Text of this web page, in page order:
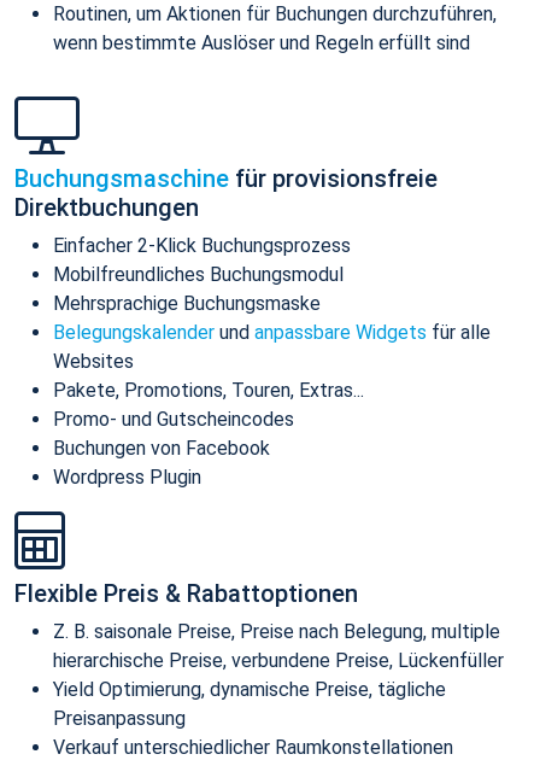
Routinen, um Aktionen für Buchungen durchzuführen,
wenn bestimmte Auslöser und Regeln erfüllt sind
Buchungsmaschine für provisionsfreie
Direktbuchungen
Einfacher 2-Klick Buchungsprozess
Mobilfreundliches Buchungsmodul
Mehrsprachige Buchungsmaske
Belegungskalender und anpassbare Widgets für alle
Websites
Pakete, Promotions, Touren, Extras...
Promo- und Gutscheincodes
Buchungen von Facebook
Wordpress Plugin
Flexible Preis & Rabattoptionen
Z. B. saisonale Preise, Preise nach Belegung, multiple
hierarchische Preise, verbundene Preise, Lückenfüller
Yield Optimierung, dynamische Preise, tägliche
Preisanpassung
Verkauf unterschiedlicher Raumkonstellationen